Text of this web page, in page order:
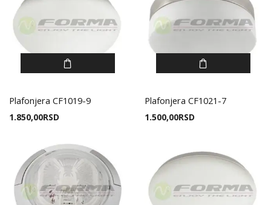
Plafonjera CF1019-9
1.850,00RSD
Plafonjera CF1021-7
1.500,00RSD